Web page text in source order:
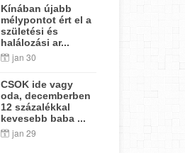
Kínában újabb
mélypontot ért el a
születési és
halálozási ar...
jan 30
CSOK ide vagy
oda, decemberben
12 százalékkal
kevesebb baba ...
jan 29